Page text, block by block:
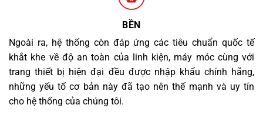
BỀN
Ngoài ra, hệ thống còn đáp ứng các tiêu chuẩn quốc tế
khắt khe về độ an toàn của linh kiện, máy móc cùng với
trang thiết bị hiện đại đều được nhập khẩu chính hãng,
những yếu tố cơ bản này đã tạo nên thế mạnh và uy tín
cho hệ thống của chúng tôi.